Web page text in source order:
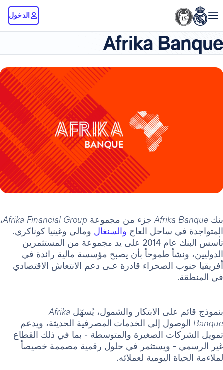
الدخول
Afrika Banque
بنك Afrika Banque جزء من مجموعة Afrika Financial Group،
المتواجدة في ساحل العاج والسنغال ومالي وغينيا كوناكري.
تأسس البنك عام 2014 على يد مجموعة من المستثمرين
الدوليين، ونشأ طموحاً بأن يصبح مؤسسة مالية رائدة في
أفريقيا جنوب الصحراء قادرة على دعم الانتعاش الاقتصادي
في المنطقة.
بنموذج قائم على الابتكار والشمول، يُسهّل Afrika
Banque الوصول إلى الخدمات المصرفية الحديثة، ويدعم
تمويل الشركات الصغيرة والمتوسطة - بما في ذلك القطاع
غير الرسمي - ويستثمر في حلول رقمية مصممة خصيصاً
لملاءمة الحياة اليومية لعملائه.